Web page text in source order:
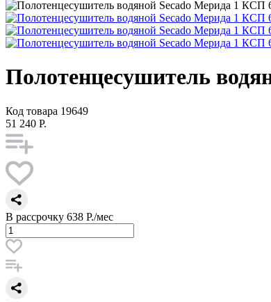
Полотенцесушитель
Код товара 19649
51 240 Р.
В рассрочку 638 Р./мес